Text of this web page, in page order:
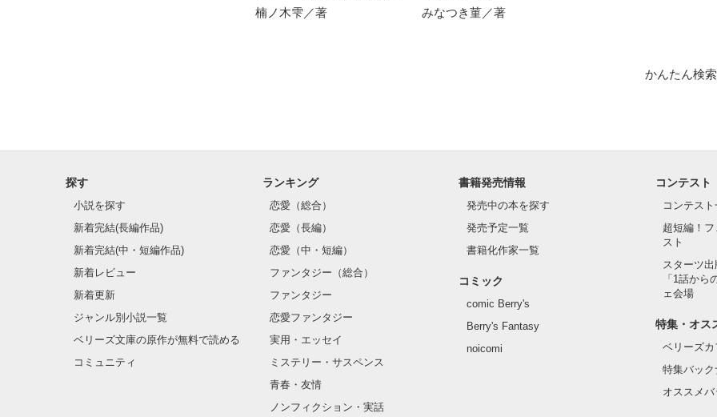
く恋～
楠ノ木雫／著
みなつき菫／著
かんたん検
探す
小説を探す
新着完結(長編作品)
新着完結(中・短編作品)
新着レビュー
新着更新
ジャンル別小説一覧
ベリーズ文庫の原作が無料で読める
コミュニティ
ランキング
恋愛（総合）
恋愛（長編）
恋愛（中・短編）
ファンタジー（総合）
ファンタジー
恋愛ファンタジー
実用・エッセイ
ミステリー・サスペンス
青春・友情
ノンフィクション・実話
書籍発売情報
発売中の本を探す
発売予定一覧
書籍化作家一覧
コミック
comic Berry's
Berry's Fantasy
noicomi
コンテスト
コンテスト
超短編！
スト
スターツ
「1話から
ェ会場
特集・オス
ベリーズ
特集バック
オススメ